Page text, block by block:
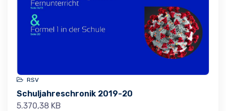
RSV
Schuljahreschronik 2019-20
5.370,38 KB